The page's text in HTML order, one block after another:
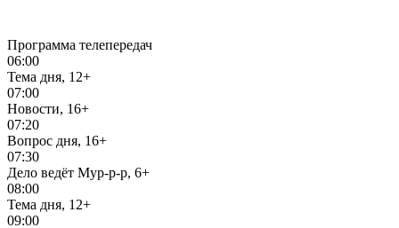
Программа телепередач
06:00
Тема дня, 12+
07:00
Новости, 16+
07:20
Вопрос дня, 16+
07:30
Дело ведёт Мур-р-р, 6+
08:00
Тема дня, 12+
09:00